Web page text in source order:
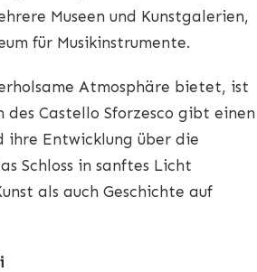
Museen und Kunstgalerien,
für Musikinstrumente.
Atmosphäre bietet, ist
Castello Sforzesco gibt einen
ihre Entwicklung über die
Schloss in sanftes Licht
als auch Geschichte auf